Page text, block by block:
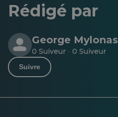
Rédigé par
George Mylonas
0 Suiveur · 0 Suiveur
Suivre